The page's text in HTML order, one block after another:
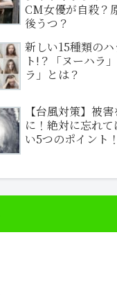
CM女優が自殺？
後うつ？
新しい15種類の
ト!？「ヌーハラ
ラ」とは？
【台風対策】被
に！絶対に忘れて
い5つのポイント！